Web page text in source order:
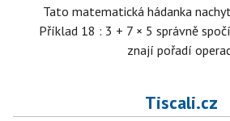
Tato matematická hádanka
Příklad 18 : 3 + 7 × 5 správně
znají pořadí
Tiscali.cz